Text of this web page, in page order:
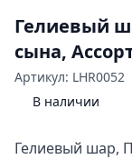
Гелиевый
сына,
Артикул: LHR0052
В наличии
Гелиевый шар,